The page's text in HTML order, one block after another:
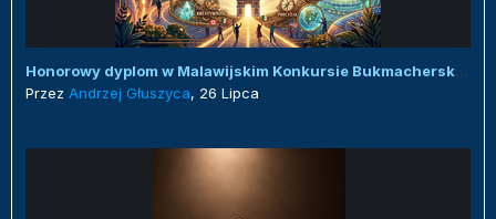
Honorowy dyplom w Malawijskim Konkursie Bukmacherskim :)
Przez Andrzej Głuszyca, 26 Lipca